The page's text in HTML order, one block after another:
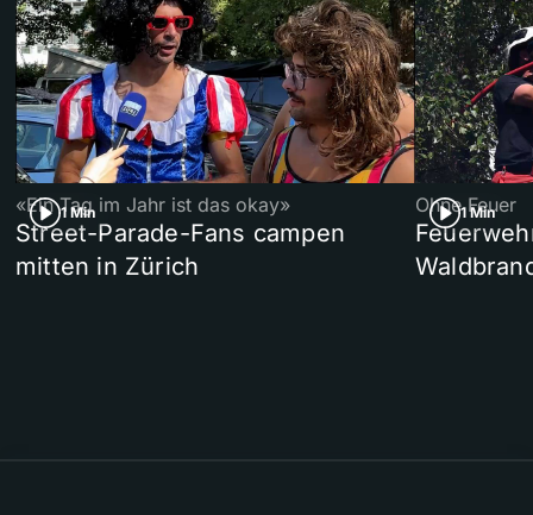
1 Min
«Ein Tag im Jahr ist das okay»
Street-Parade-Fans campen
mitten in Zürich
1 Min
Ohne Feuer